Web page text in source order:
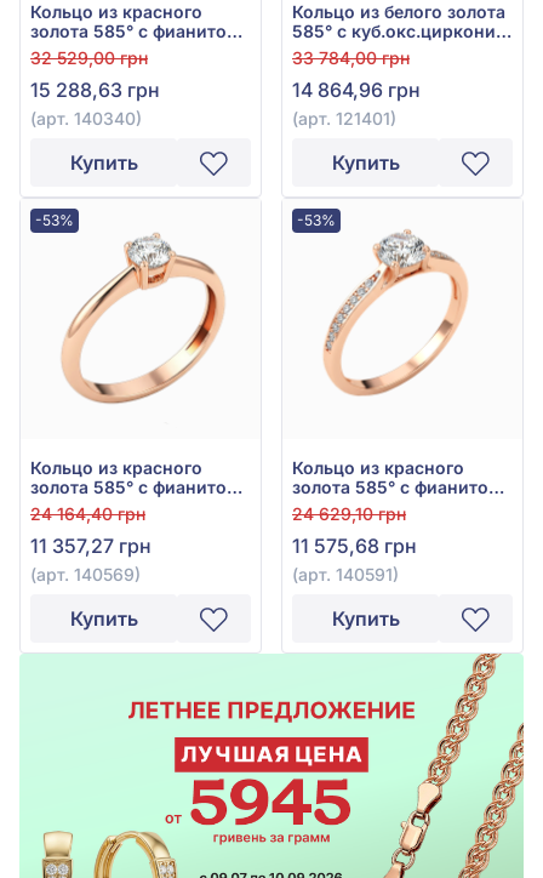
Кольцо из красного
золота 585° с фианитом,
арт. 140340
32 529,00 грн
15 288,63 грн
(арт. 140340)
Купить
Кольцо из белого золота
585° с куб.окс.циркония,
арт. 121401
33 784,00 грн
14 864,96 грн
(арт. 121401)
Купить
-53%
Кольцо из красного
золота 585° с фианитом,
арт. 140569
24 164,40 грн
11 357,27 грн
(арт. 140569)
Купить
-53%
Кольцо из красного
золота 585° с фианитом,
арт. 140591
24 629,10 грн
11 575,68 грн
(арт. 140591)
Купить